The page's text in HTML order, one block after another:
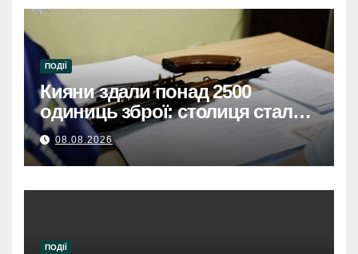
ПОДІЇ
Кияни здали понад 2500
одиниць зброї: столиця стала
безпечнішою
08.08.2026
ПОДІЇ